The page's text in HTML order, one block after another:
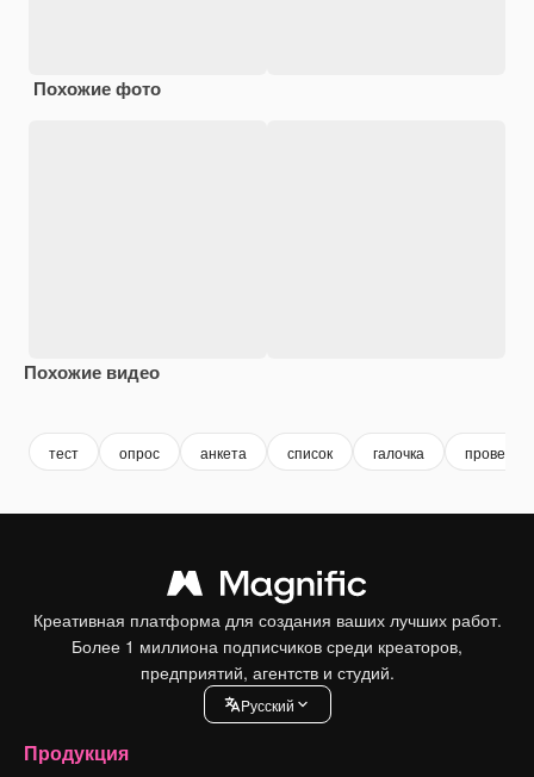
Похожие фото
Похожие видео
тест опрос анкета список галочка проверка
Креативная платформа для создания ваших лучших работ.
Более 1 миллиона подписчиков среди креаторов,
предприятий, агентств и студий.
Pусский
Продукция